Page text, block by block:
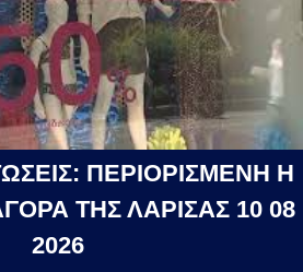
ΠΕΡΙΟΡΙΣΜΕΝΗ Η
ΤΗΣ ΛΑΡΙΣΑΣ 10 08
2026